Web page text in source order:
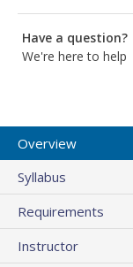
Have a question?
We're here to help
Overview
Syllabus
Requirements
Instructor